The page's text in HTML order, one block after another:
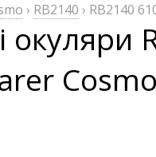
› RB2140 › RB2140
окуляри